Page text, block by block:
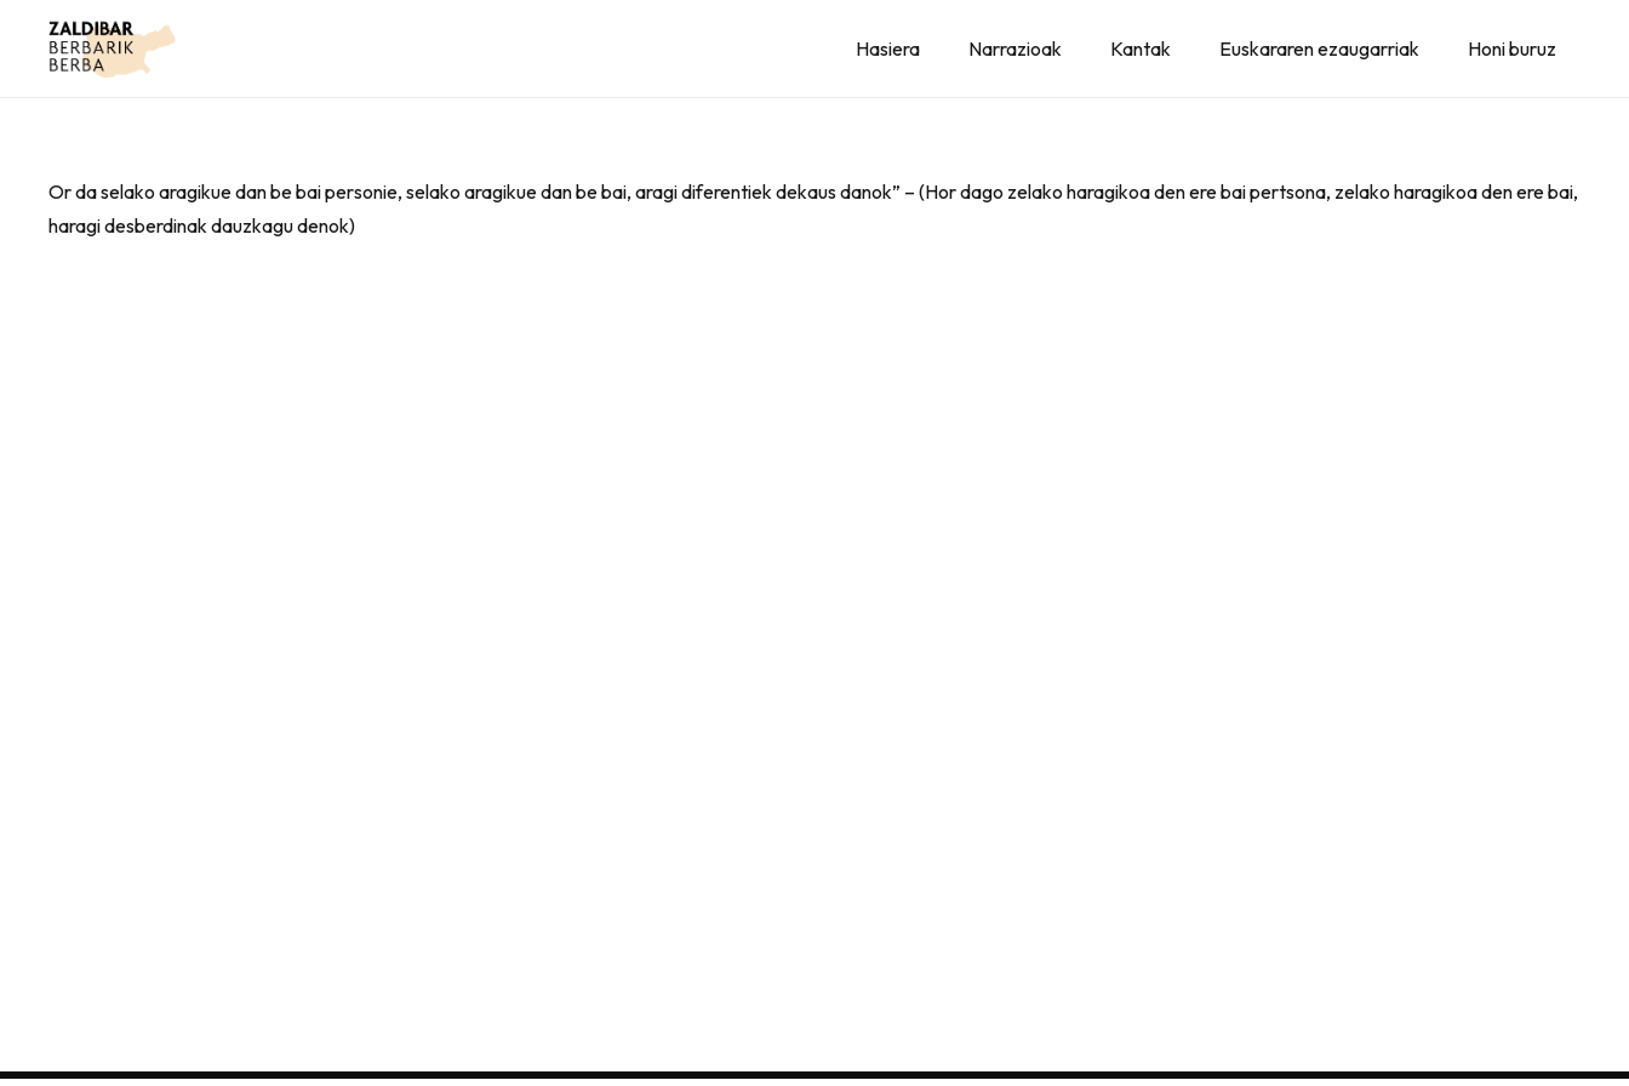
Hasiera Narrazioak Kantak Euskararen ezaugarriak Honi buruz
Or da selako aragikue dan be bai personie, selako aragikue dan be bai, aragi diferentiek dekaus danok” – (Hor dago zelako haragikoa den ere bai pertsona, zelako haragikoa den ere bai,
haragi desberdinak dauzkagu denok)